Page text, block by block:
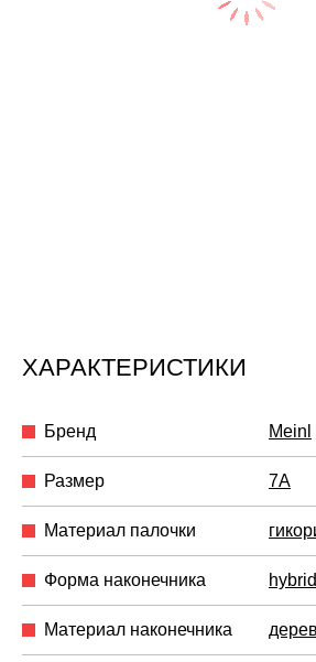
ХАРАКТЕРИСТИКИ
Бренд Meinl
Размер 7A
Материал палочки
Форма наконечника hybrid
Материал наконечника